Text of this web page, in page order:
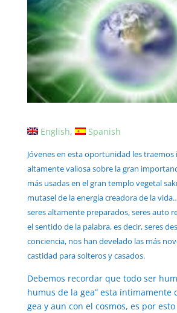
English Spanish
Jóvenes en esta oportunidad les
altamente valiosa sobre la gran
más usadas en el gran templo vegetal
mutasel de la energía creadora de la
seres altamente preparados, seres auto
el sentido de la palabra, es decir, seres
conciencia, nos han develado las más
castidad para solteros y casados.
Debemos recordar que todo ser
humus de la gea” esta íntimamente
gea y aun con el cosmos, es por